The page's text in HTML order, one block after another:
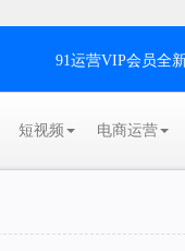
91运营VIP会员全
短视频 电商运营